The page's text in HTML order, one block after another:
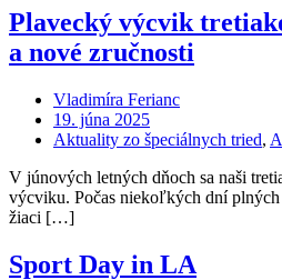
Plavecký výcvik
a nové zručnosti
Vladimíra Ferianc
19. júna 2025
Aktuality zo špeciálnych tried,
V júnových letných dňoch sa naši
výcviku. Počas niekoľkých dní
žiaci […]
Sport Day in LA